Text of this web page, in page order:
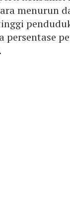
menurun
persentase